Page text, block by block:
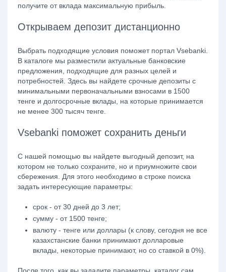
получите от вклада максимальную прибыль.
Открываем депозит дистанционно
Выбрать подходящие условия поможет портал Vsebanki.
В каталоге мы разместили актуальные банковские
предложения, подходящие для разных целей и
потребностей. Здесь вы найдете срочные депозиты с
минимальными первоначальными взносами в 1500
тенге и долгосрочные вклады, на которые принимается
не менее 300 тысяч тенге.
Vsebanki поможет сохранить деньги
С нашей помощью вы найдете выгодный депозит, на
котором не только сохраните, но и приумножите свои
сбережения. Для этого необходимо в строке поиска
задать интересующие параметры:
срок - от 30 дней до 3 лет;
сумму - от 1500 тенге;
валюту - тенге или доллары (к слову, сегодня не все
казахстанские банки принимают долларовые
вклады, некоторые принимают, но со ставкой в 0%).